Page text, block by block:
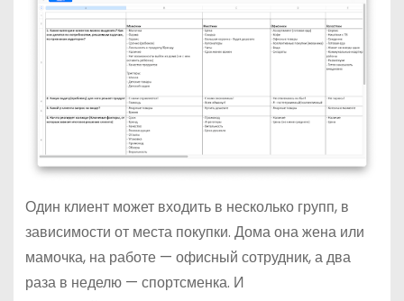
Один клиент может входить в несколько групп, в
зависимости от места покупки. Дома она жена или
мамочка, на работе — офисный сотрудник, а два
раза в неделю — спортсменка. И